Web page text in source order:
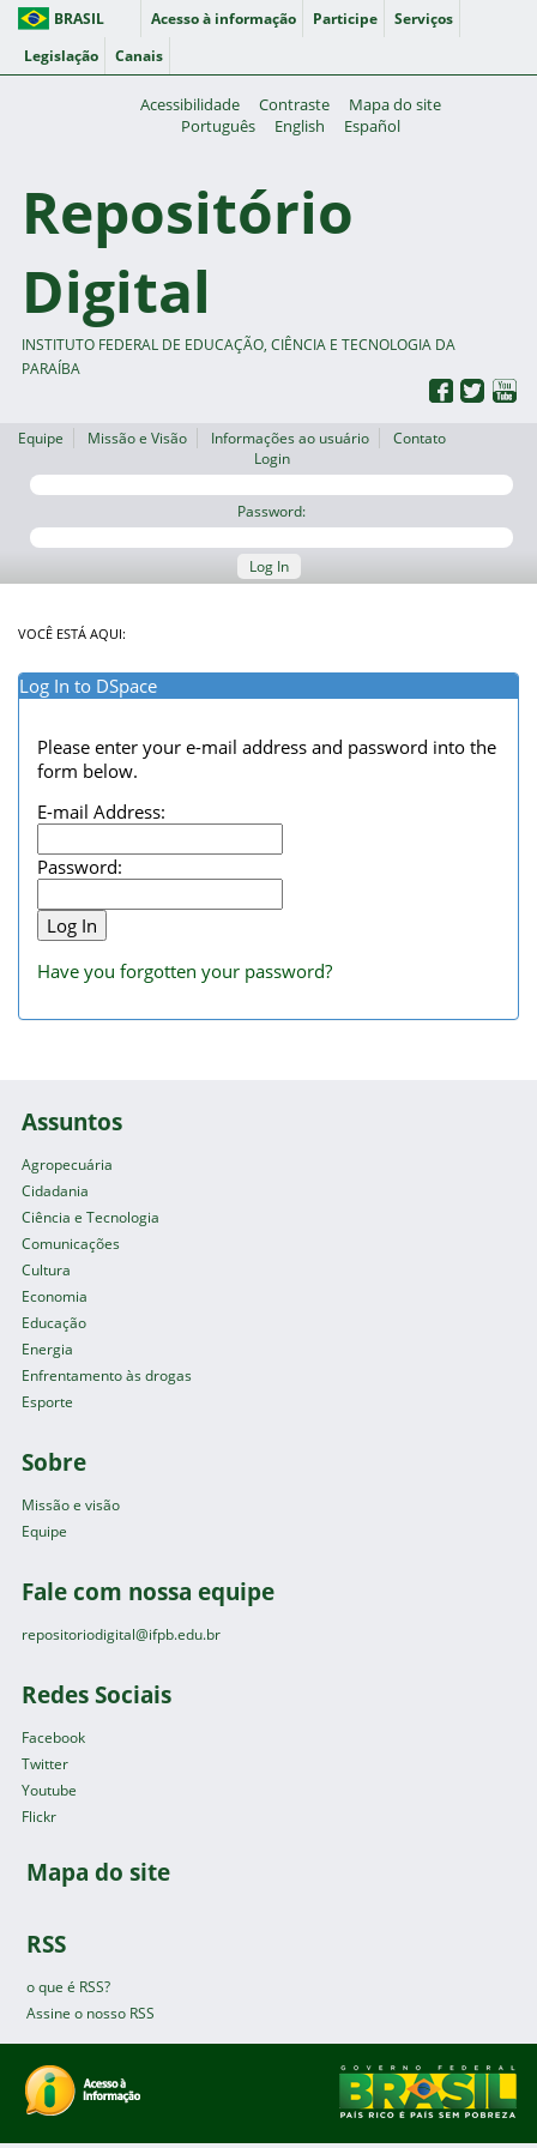
BRASIL Acesso à informação Participe
Serviços
Legislação
Canais
Acessibilidade Contraste
Mapa do site
Português
English Español
Repositório
Digital
INSTITUTO FEDERAL DE EDUCAÇÃO, CIÊNCIA E TECNOLOGIA DA
PARAÍBA
Equipe Missão e Visão Informações ao usuário
Contato
Login
Password:
Log In
VOCÊ ESTÁ AQUI:
Log In to DSpace
Please enter your e-mail address and password into the
form below.
E-mail Address:
Password:
Have you forgotten your password?
Assuntos
Agropecuária
Cidadania
Ciência e Tecnologia
Comunicações
Cultura
Economia
Educação
Energia
Enfrentamento às drogas
Esporte
Sobre
Missão e visão
Equipe
Fale com nossa equipe
repositoriodigital@ifpb.edu.br
Redes Sociais
Facebook
Twitter
Youtube
Flickr
Mapa do site
RSS
o que é RSS?
Assine o nosso RSS